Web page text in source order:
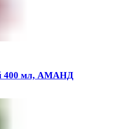
400 мл, АМАНД